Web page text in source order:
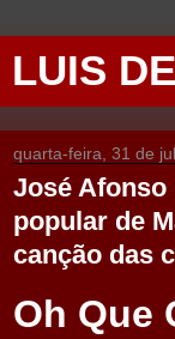
LUIS
quarta-feira, 31 de
José Afonso
popular de
canção das
Oh Que